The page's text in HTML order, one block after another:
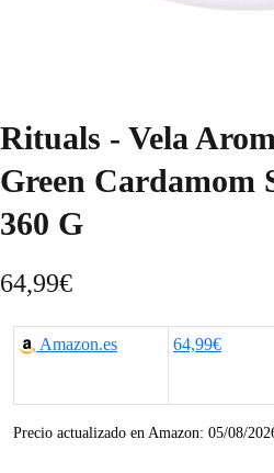
Rituals - Vela
Green Cardamom
360 G
64,99€
Amazon.es 64,99€
Precio actualizado en Amazon: 05/08/